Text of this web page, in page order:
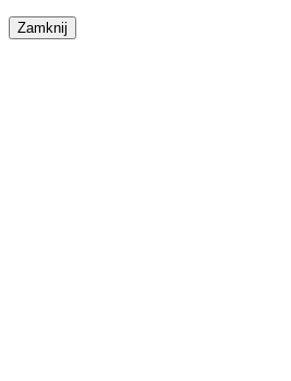
Zamknij